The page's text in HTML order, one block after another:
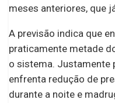
meses anteriores, que
A previsão indica que
praticamente metade
o sistema. Justamente
enfrenta redução de
durante a noite e